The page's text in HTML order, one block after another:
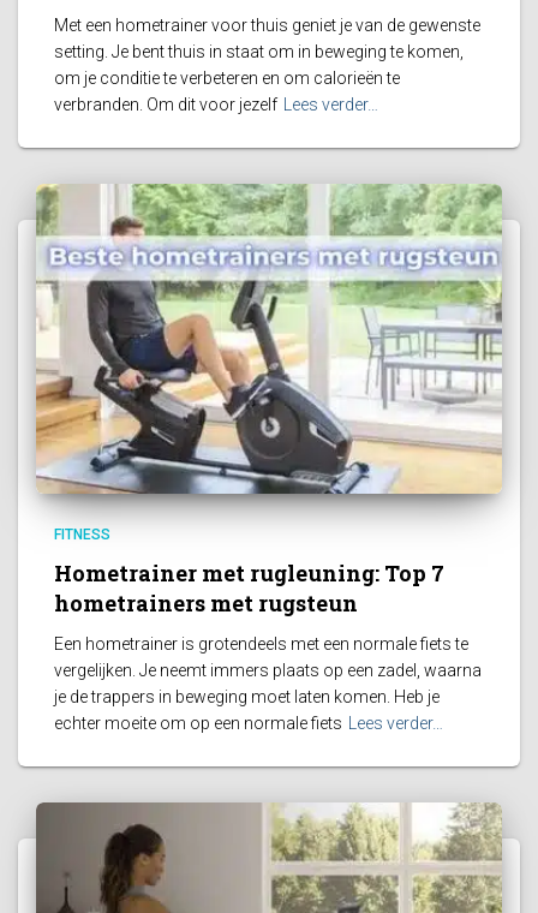
Met een hometrainer voor thuis geniet je van de gewenste
setting. Je bent thuis in staat om in beweging te komen,
om je conditie te verbeteren en om calorieën te
verbranden. Om dit voor jezelf
Lees verder…
FITNESS
Hometrainer met rugleuning: Top 7
hometrainers met rugsteun
Een hometrainer is grotendeels met een normale fiets te
vergelijken. Je neemt immers plaats op een zadel, waarna
je de trappers in beweging moet laten komen. Heb je
echter moeite om op een normale fiets Lees verder…